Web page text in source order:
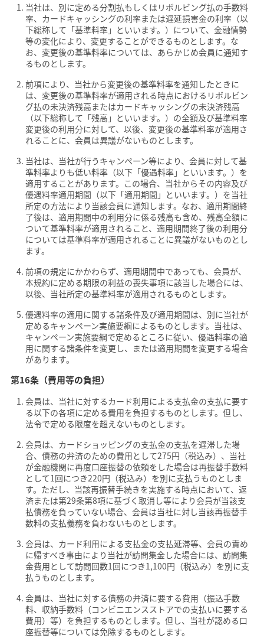
当社は、別に定める分割払もしくはリボルビング払の手数料
率、カードキャッシングの利率または遅延損害金の利率（以
下総称して「基準料率」といいます。）について、金融情勢
等の変化により、変更することができるものとします。な
お、変更後の基準料率については、あらかじめ会員に通知す
るものとします。
前項により、当社から変更後の基準料率を通知したときに
は、変更後の基準料率が適用される時点におけるリボルビン
グ払の未決済残高またはカードキャッシングの未決済残高
（以下総称して「残高」といいます。）の全額及び基準料率
変更後の利用分に対して、以後、変更後の基準料率が適用さ
れることに、会員は異議がないものとします。
当社は、当社が行うキャンペーン等により、会員に対して基
準料率よりも低い料率（以下「優遇料率」といいます。）を
適用することがあります。この場合、当社からその内容及び
優遇料率適用期間（以下「適用期間」といいます。）を当社
所定の方法により当該会員に通知します。なお、適用期間終
了後は、適用期間中の利用分に係る残高も含め、残高全額に
ついて基準料率が適用されること、適用期間終了後の利用分
については基準料率が適用されることに異議がないものとし
ます。
前項の規定にかかわらず、適用期間中であっても、会員が、
本規約に定める期限の利益の喪失事項に該当した場合には、
以後、当社所定の基準料率が適用されるものとします。
優遇料率の適用に関する諸条件及び適用期間は、別に当社が
定めるキャンペーン実施要綱によるものとします。当社は、
キャンペーン実施要綱で定めるところに従い、優遇料率の適
用に関する諸条件を変更し、または適用期間を変更する場合
があります。
第16条（費用等の負担）
会員は、当社に対するカード利用による支払金の支払に要す
る以下の各項に定める費用を負担するものとします。但し、
法令で定める限度を超えないものとします。
会員は、カードショッピングの支払金の支払を遅滞した場
合、債務の弁済のための費用として275円（税込み）、当社
が金融機関に再度口座振替の依頼をした場合は再振替手数料
として1回につき220円（税込み）を別に支払うものとしま
す。ただし、当該再振替手続きを実施する時点において、返
済または第29条第8項に基づく取消し等により会員が当該支
払債務を負っていない場合、会員は当社に対し当該再振替手
数料の支払義務を負わないものとします。
会員は、カード利用による支払金の支払延滞等、会員の責め
に帰すべき事由により当社が訪問集金した場合には、訪問集
金費用として訪問回数1回につき1,100円（税込み）を別に支
払うものとします。
会員は、当社に対する債務の弁済に要する費用（振込手数
料、収納手数料（コンビニエンスストアでの支払いに要する
費用）等）を負担するものとします。但し、当社が認める口
座振替等については免除するものとします。